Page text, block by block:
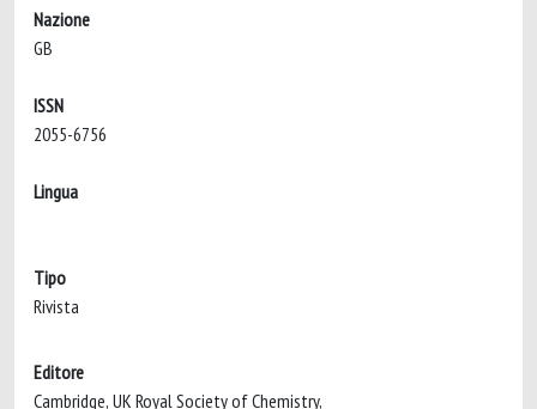
Nazione
ISSN
Lingua
Tipo
Rivista
Editore